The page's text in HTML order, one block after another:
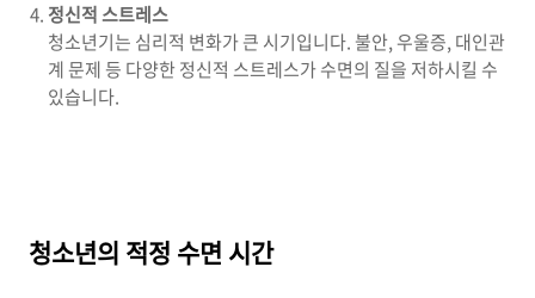
정신적 스트레스
청소년기는 심리적 변화가 큰 시기입니다. 불안, 우울증, 대인관
계 문제 등 다양한 정신적 스트레스가 수면의 질을 저하시킬 수
있습니다.
청소년의 적정 수면 시간